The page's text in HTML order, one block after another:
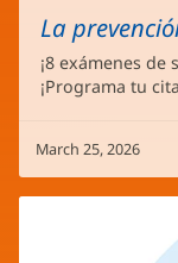
La
¡8 exámenes
¡Programa tu
March 25, 2026